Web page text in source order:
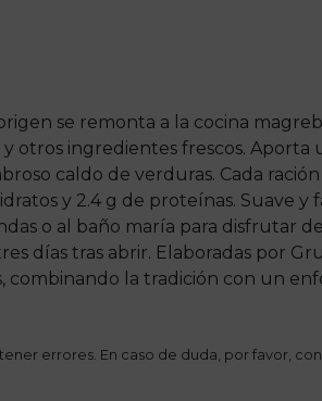
se remonta a la cocina
otros ingredientes frescos. Aporta
caldo de verduras. Cada
y 2.4 g de proteínas. Suave y
o al baño maría para disfrutar
días tras abrir. Elaboradas por
combinando la tradición con un
errores. En caso de duda, por favor,